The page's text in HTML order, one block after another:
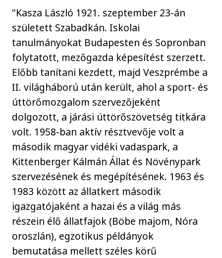
"Kasza László 1921. szeptember 23-án
született Szabadkán. Iskolai
tanulmányokat Budapesten és Sopronban
folytatott, mezőgazda képesítést szerzett.
Előbb tanítani kezdett, majd Veszprémbe a
II. világháború után került, ahol a sport- és
úttörőmozgalom szervezőjeként
dolgozott, a járási úttörőszövetség titkára
volt. 1958-ban aktív résztvevője volt a
második magyar vidéki vadaspark, a
Kittenberger Kálmán Állat és Növénypark
szervezésének és megépítésének. 1963 és
1983 között az állatkert második
igazgatójaként a hazai és a világ más
részein élő állatfajok (Böbe majom, Nóra
oroszlán), egzotikus példányok
bemutatása mellett széles körű